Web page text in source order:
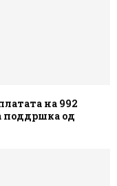
на 992
поддршка од